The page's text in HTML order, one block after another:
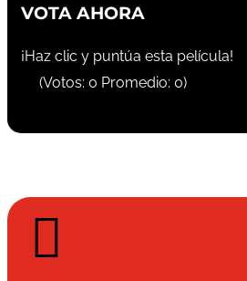
VOTA AHORA
¡Haz clic y puntúa esta película!
(Votos: 0 Promedio: 0)
